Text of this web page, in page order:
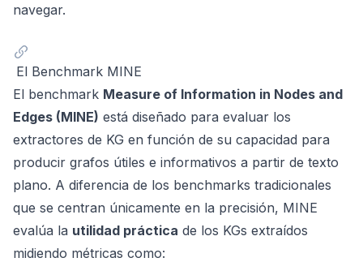
navegar.
El Benchmark MINE
El benchmark Measure of Information in Nodes and
Edges (MINE) está diseñado para evaluar los
extractores de KG en función de su capacidad para
producir grafos útiles e informativos a partir de texto
plano. A diferencia de los benchmarks tradicionales
que se centran únicamente en la precisión, MINE
evalúa la utilidad práctica de los KGs extraídos
midiendo métricas como: